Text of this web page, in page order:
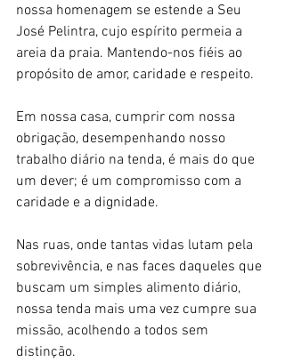
nossa homenagem se estende a Seu
José Pelintra, cujo espírito permeia a
areia da praia. Mantendo-nos fiéis ao
propósito de amor, caridade e respeito.
Em nossa casa, cumprir com nossa
obrigação, desempenhando nosso
trabalho diário na tenda, é mais do que
um dever; é um compromisso com a
caridade e a dignidade.
Nas ruas, onde tantas vidas lutam pela
sobrevivência, e nas faces daqueles que
buscam um simples alimento diário,
nossa tenda mais uma vez cumpre sua
missão, acolhendo a todos sem
distinção.